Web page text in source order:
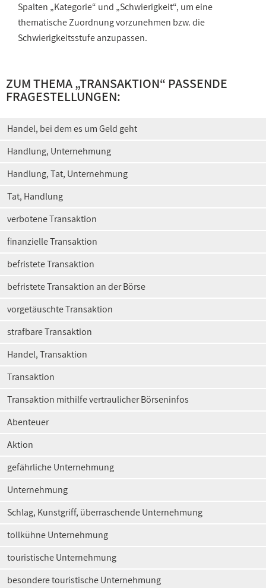
Spalten „Kategorie“ und „Schwierigkeit“, um eine
thematische Zuordnung vorzunehmen bzw. die
Schwierigkeitsstufe anzupassen.
ZUM THEMA „TRANSAKTION“ PASSENDE
FRAGESTELLUNGEN:
Handel, bei dem es um Geld geht
Handlung, Unternehmung
Handlung, Tat, Unternehmung
Tat, Handlung
verbotene Transaktion
finanzielle Transaktion
befristete Transaktion
befristete Transaktion an der Börse
vorgetäuschte Transaktion
strafbare Transaktion
Handel, Transaktion
Transaktion
Transaktion mithilfe vertraulicher Börseninfos
Abenteuer
Aktion
gefährliche Unternehmung
Unternehmung
Schlag, Kunstgriff, überraschende Unternehmung
tollkühne Unternehmung
touristische Unternehmung
besondere touristische Unternehmung